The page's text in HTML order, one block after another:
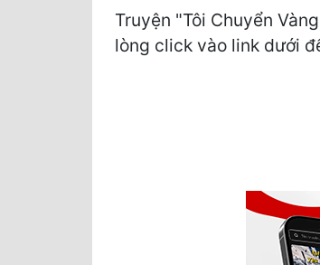
Truyện "Tôi Chuyển
lòng click vào link dưới